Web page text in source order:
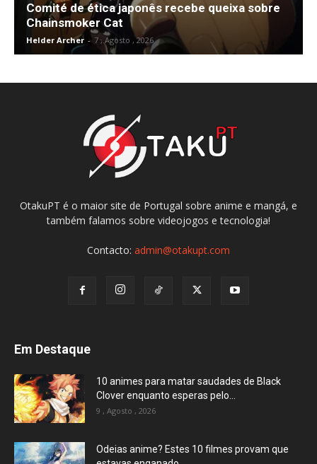
Comité de ética japonês recebe queixa sobre
Chainsmoker Cat
Helder Archer - 7 , Agosto , 2026
OtakuPT é o maior site de Portugal sobre anime e mangá, e
também falamos sobre videojogos e tecnologia!
Contacto: admin@otakupt.com
Em Destaque
10 animes para matar saudades de Black
Clover enquanto esperas pelo...
9 , Agosto , 2026
Odeias anime? Estes 10 filmes provam que